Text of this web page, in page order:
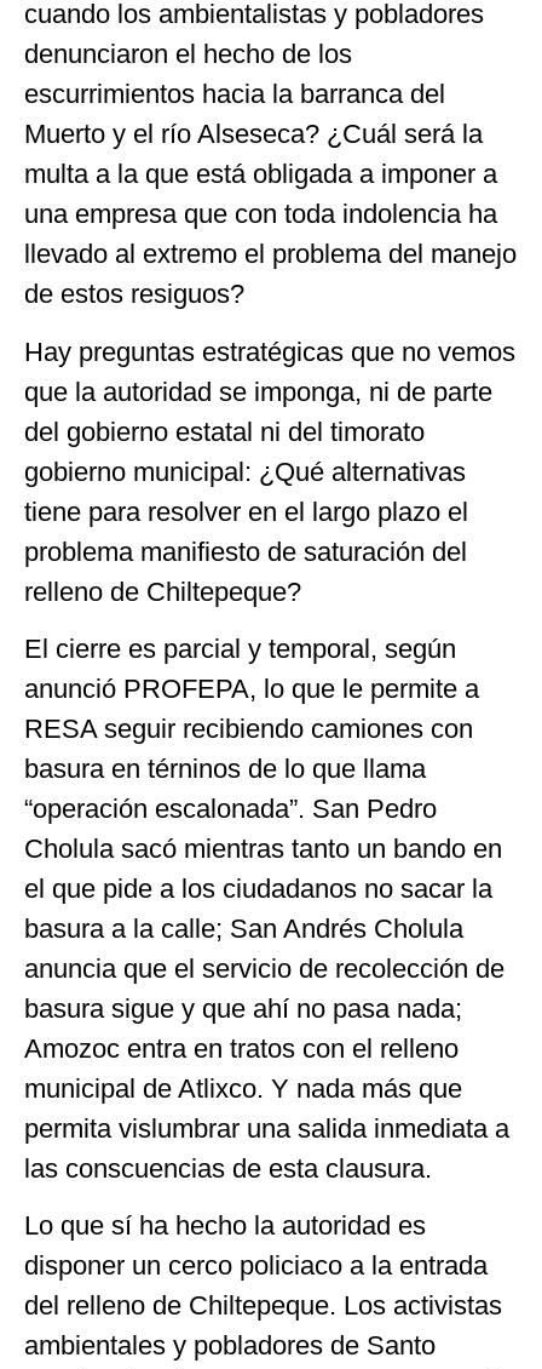
cuando los ambientalistas y pobladores
denunciaron el hecho de los
escurrimientos hacia la barranca del
Muerto y el río Alseseca? ¿Cuál será la
multa a la que está obligada a imponer a
una empresa que con toda indolencia ha
llevado al extremo el problema del manejo
de estos resiguos?
Hay preguntas estratégicas que no vemos
que la autoridad se imponga, ni de parte
del gobierno estatal ni del timorato
gobierno municipal: ¿Qué alternativas
tiene para resolver en el largo plazo el
problema manifiesto de saturación del
relleno de Chiltepeque?
El cierre es parcial y temporal, según
anunció PROFEPA, lo que le permite a
RESA seguir recibiendo camiones con
basura en térninos de lo que llama
“operación escalonada”. San Pedro
Cholula sacó mientras tanto un bando en
el que pide a los ciudadanos no sacar la
basura a la calle; San Andrés Cholula
anuncia que el servicio de recolección de
basura sigue y que ahí no pasa nada;
Amozoc entra en tratos con el relleno
municipal de Atlixco. Y nada más que
permita vislumbrar una salida inmediata a
las conscuencias de esta clausura.
Lo que sí ha hecho la autoridad es
disponer un cerco policiaco a la entrada
del relleno de Chiltepeque. Los activistas
ambientales y pobladores de Santo